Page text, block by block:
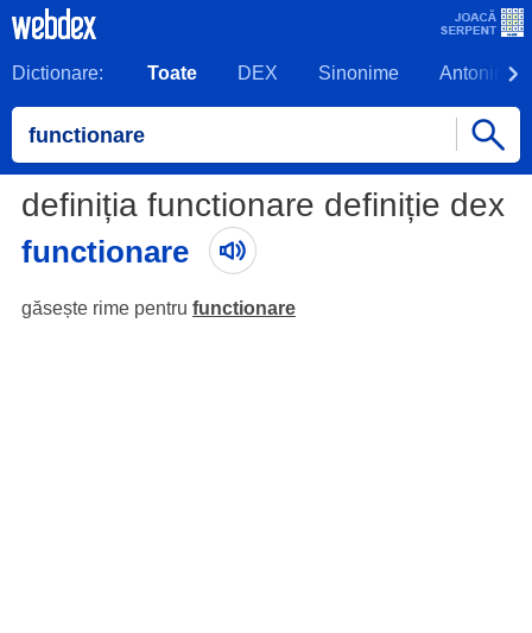
Dictionare: Toate DEX Sinonime Antonime
definiția functionare definiție dex
functionare
găsește rime pentru functionare